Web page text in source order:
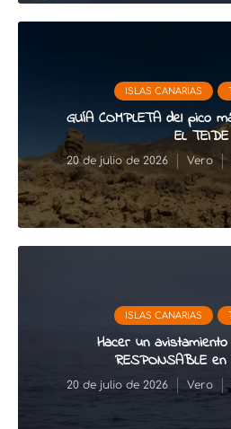
ISLAS CANARIAS
GUÍA COMPLETA del pico
EL TEIDE
20 de julio de 2026 Vero
ISLAS CANARIAS
Hacer un
RESPONSABLE en
20 de julio de 2026 Vero